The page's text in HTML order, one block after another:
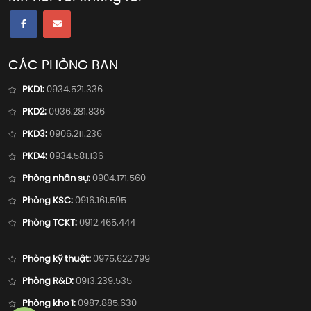
CÁC PHÒNG BAN
PKD1:0934.521.336
PKD2:0936.281.836
PKD3:0906.211.236
PKD4:0934.581.136
Phòng nhân sự:0904.171.560
Phòng KSC:0916.161.595
Phòng TCKT:0912.465.444
Phòng kỹ thuật:0975.622.799
Phòng R&D:0913.239.535
Phòng kho 1:0987.885.630